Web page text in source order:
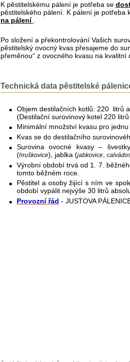
K pěstitelskému pálení je potřeba se
pěstitelského pálení. K pálení je potřeba
na pálení .
Po složení a překontrolování Vašich
pěstitelský ovocný kvas přesajeme do
přeměnou“ z ovocného kvasu na kvalitní
Technická data pěstitelské
Objem destilačních kotlů: 220 litrů a
(Destilační surovinový kotel 220
Minimální množství kvasu pro
Kvas se do destilačního
Surovina ovocné kvasy –
(hruškovice), jablka (jabkovice ,
Výrobní období trvá od 1. 7.
tomto běžném roce.
Pěstitel a osoby žijící s ním ve
období vypálit nejvýše 30 litrů
Provozní řád - JUSTOVA